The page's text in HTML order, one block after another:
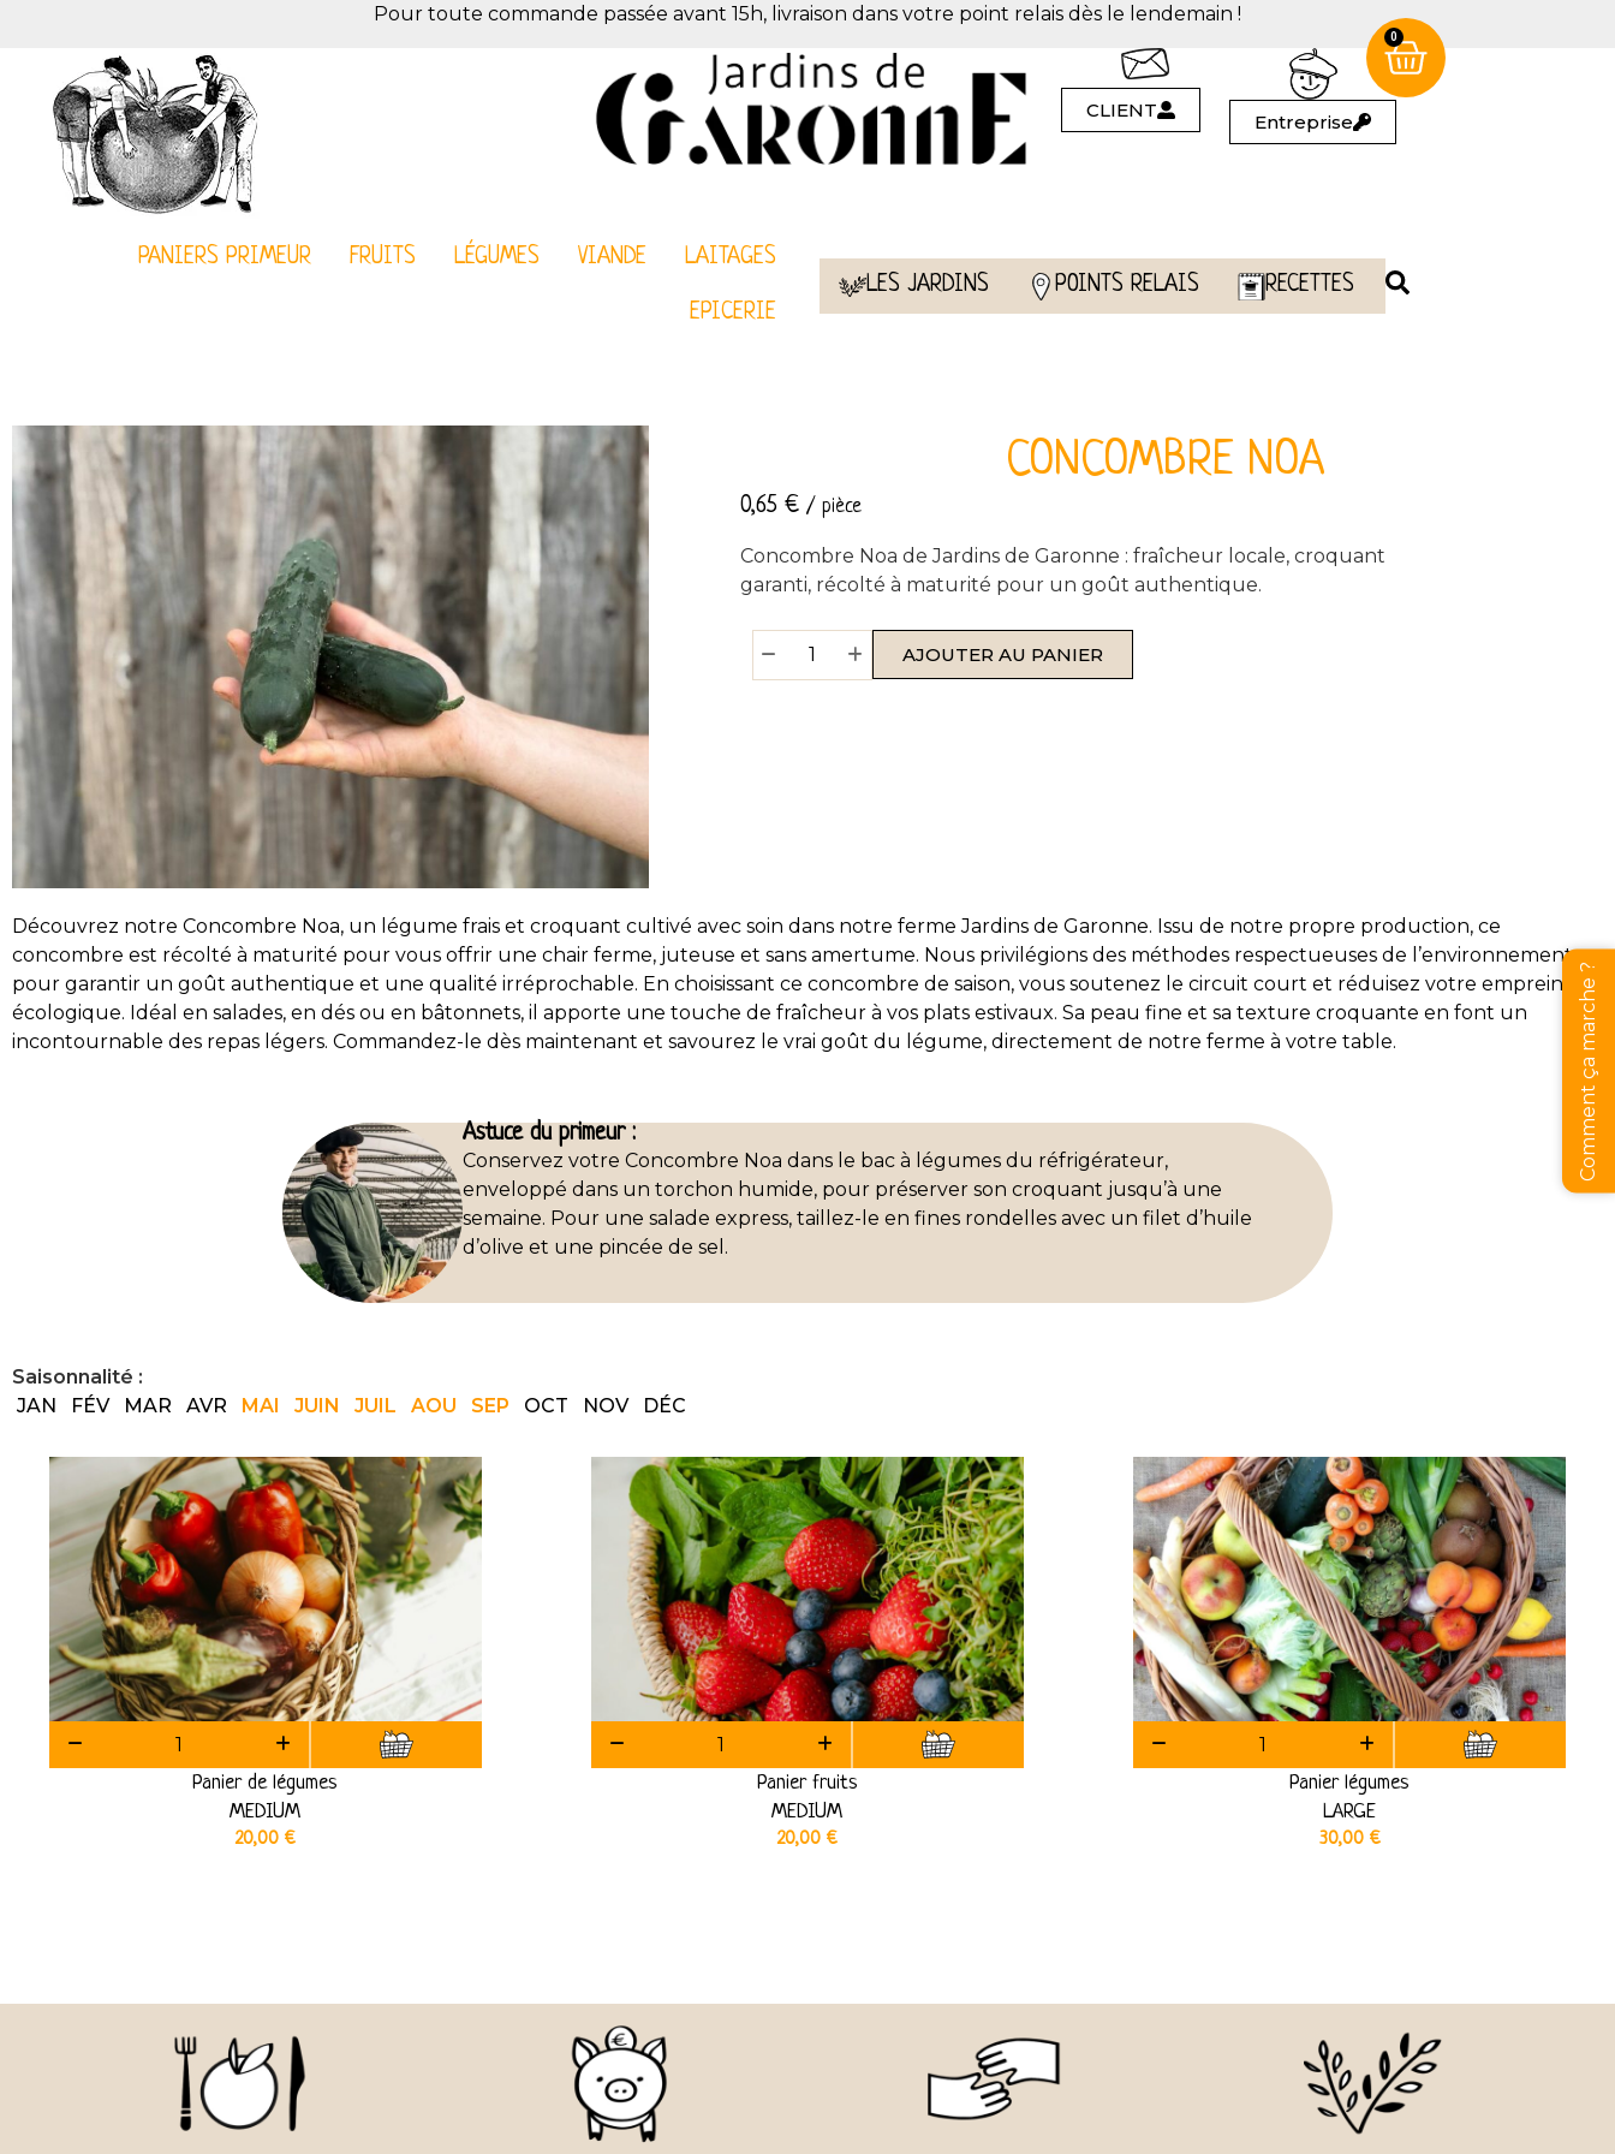
Pour toute commande passée avant 15h, livraison dans votre point relais dès le lendemain !
CLIENT
Entreprise
0
PANIERS PRIMEUR FRUITS LÉGUMES VIANDE LAITAGES
EPICERIE
LES JARDINS POINTS RELAIS RECETTES
CONCOMBRE NOA
0,65 € / pièce
Concombre Noa de Jardins de Garonne : fraîcheur locale, croquant
garanti, récolté à maturité pour un goût authentique.
AJOUTER AU PANIER
Découvrez notre Concombre Noa, un légume frais et croquant cultivé avec soin dans notre ferme Jardins de Garonne. Issu de notre propre production, ce
concombre est récolté à maturité pour vous offrir une chair ferme, juteuse et sans amertume. Nous privilégions des méthodes respectueuses de l’environnement
pour garantir un goût authentique et une qualité irréprochable. En choisissant ce concombre de saison, vous soutenez le circuit court et réduisez votre empreinte
écologique. Idéal en salades, en dés ou en bâtonnets, il apporte une touche de fraîcheur à vos plats estivaux. Sa peau fine et sa texture croquante en font un
incontournable des repas légers. Commandez-le dès maintenant et savourez le vrai goût du légume, directement de notre ferme à votre table.
Astuce du primeur :
Conservez votre Concombre Noa dans le bac à légumes du réfrigérateur,
enveloppé dans un torchon humide, pour préserver son croquant jusqu’à une
semaine. Pour une salade express, taillez-le en fines rondelles avec un filet d’huile
d’olive et une pincée de sel.
Saisonnalité :
JAN
FÉV MAR AVR MAI JUIN JUIL AOU SEP OCT NOV DÉC
Panier de légumes
MEDIUM
20,00 €
Panier fruits
MEDIUM
20,00 €
Panier légumes
LARGE
30,00 €
Comment ça marche ?